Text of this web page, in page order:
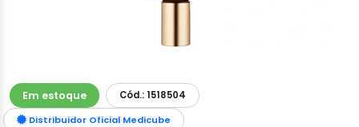
Em estoque
Cód.: 1518504
Distribuidor Oficial Medicube